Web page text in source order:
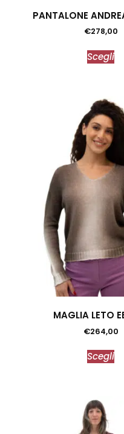
PANTALONE
€278,00
Scegli
MAGLIA LETO
€264,00
Scegli